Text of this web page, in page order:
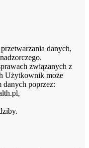
danych,
związanych z
Użytkownik może
danych poprzez: